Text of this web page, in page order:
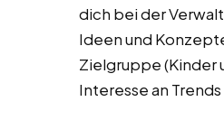
dich bei der
Ideen und
Zielgruppe (Kinder
Interesse an